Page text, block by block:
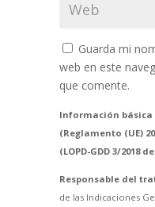
Guarda mi
web en este
que comente.
Información básica
(Reglamento (UE)
(LOPD-GDD 3/2018
Responsable del
de las Indicaciones